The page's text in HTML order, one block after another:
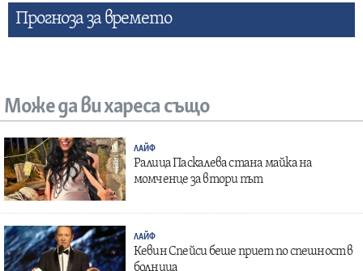
Прогнозa за времето
Може да ви хареса също
ЛАЙФ
Ралица Паскалева стана майка на
момченце за втори път
ЛАЙФ
Кевин Спейси беше приет по спешност в
болница